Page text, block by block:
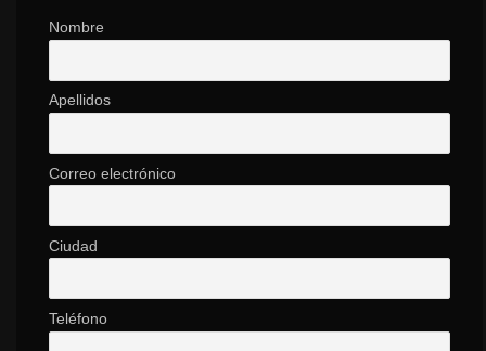
Nombre
Apellidos
Correo electrónico
Ciudad
Teléfono